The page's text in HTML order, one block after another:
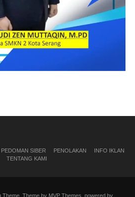
PEDOMAN SIBER PENOLAKAN
INFO IKLAN
TENTANG KAMI
Theme by MVP Themes, powered by